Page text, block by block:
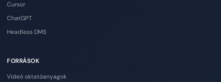
Cursor
ChatGPT
Headless DMS
FORRÁSOK
Videó oktatóanyagok